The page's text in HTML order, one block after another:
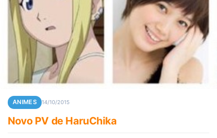
ANIMES 14/10/2015
Novo PV de HaruChika